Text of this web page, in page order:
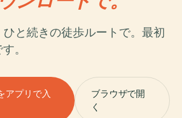
と続きの徒歩ルートで。最初
。
アプリで入
ブラウザで開
く